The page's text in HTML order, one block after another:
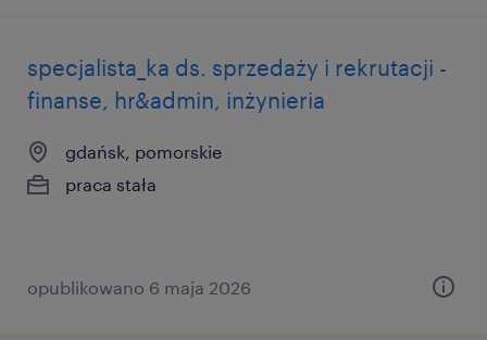
specjalista_ka ds. sprzedaży i rekrutacji -
finanse, hr&admin, inżynieria
gdańsk, pomorskie
praca stała
opublikowano 6 maja 2026